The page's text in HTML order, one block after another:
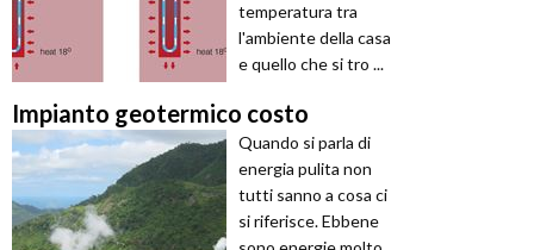
temperatura tra
l'ambiente della casa
e quello che si tro ...
Impianto geotermico costo
Quando si parla di
energia pulita non
tutti sanno a cosa ci
si riferisce. Ebbene